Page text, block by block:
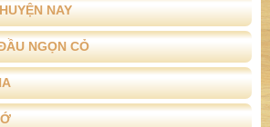
NAY
NGỌN CỎ